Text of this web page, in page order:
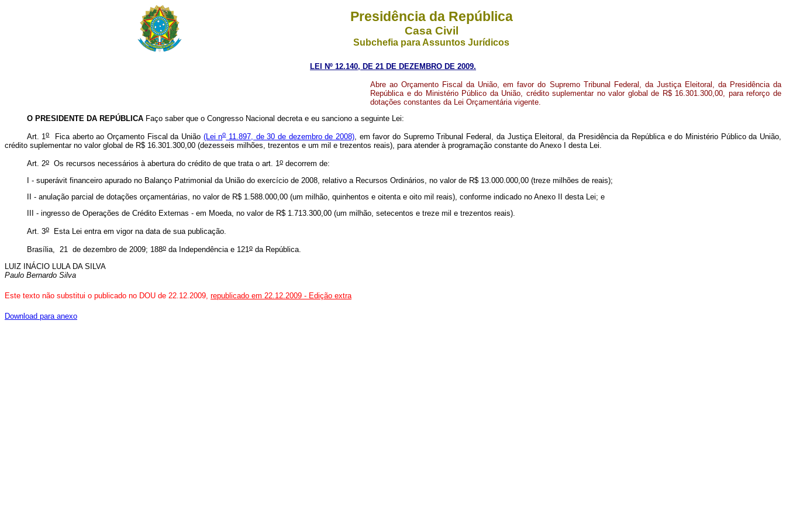
Presidência da República
Casa Civil
Subchefia para Assuntos Jurídicos
LEI Nº 12.140, DE 21 DE DEZEMBRO DE 2009.
Abre ao Orçamento Fiscal da União, em favor do Supremo Tribunal Federal, da Justiça Eleitoral, da Presidência da
República e do Ministério Público da União, crédito suplementar no valor global de R$ 16.301.300,00, para reforço de
dotações constantes da Lei Orçamentária vigente.
O PRESIDENTE DA REPÚBLICA Faço saber que o Congresso Nacional decreta e eu sanciono a seguinte Lei:
Art. 1oFica aberto ao Orçamento Fiscal da União (Lei no11.897, de 30 de dezembro de 2008), em favor do Supremo Tribunal Federal, da Justiça Eleitoral, da Presidência da República e do Ministério Público da União,
crédito suplementar no valor global de R$ 16.301.300,00 (dezesseis milhões, trezentos e um mil e trezentos reais), para atender à programação constante do Anexo I desta Lei.
Art. 2oOs recursos necessários à abertura do crédito de que trata o art. 1odecorrem de:
I - superávit financeiro apurado no Balanço Patrimonial da União do exercício de 2008, relativo a Recursos Ordinários, no valor de R$ 13.000.000,00 (treze milhões de reais);
II - anulação parcial de dotações orçamentárias, no valor de R$ 1.588.000,00 (um milhão, quinhentos e oitenta e oito mil reais), conforme indicado no Anexo II desta Lei; e
III - ingresso de Operações de Crédito Externas - em Moeda, no valor de R$ 1.713.300,00 (um milhão, setecentos e treze mil e trezentos reais).
Art. 3oEsta Lei entra em vigor na data de sua publicação.
Brasília, 21 de dezembro de 2009; 188oda Independência e 121oda República.
LUIZ INÁCIO LULA DA SILVA
Paulo Bernardo Silva
Este texto não substitui o publicado no DOU de 22.12.2009, republicado em 22.12.2009 - Edição extra
Download para anexo